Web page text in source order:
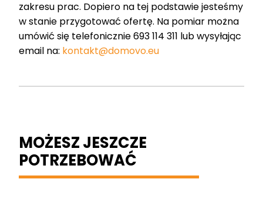
zakresu prac. Dopiero na tej podstawie jesteśmy
w stanie przygotować ofertę. Na pomiar można
umówić się telefonicznie 693 114 311 lub wysyłając
email na: kontakt@domovo.eu
MOŻESZ JESZCZE
POTRZEBOWAĆ